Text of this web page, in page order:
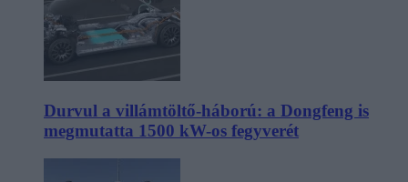
Durvul a villámtöltő-háború: a Dongfeng is
megmutatta 1500 kW-os fegyverét